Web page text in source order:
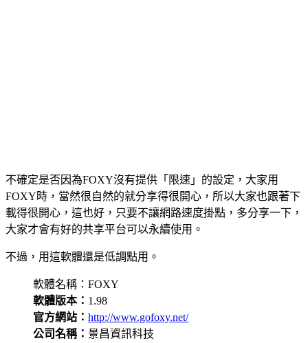
不確定是否因為FOXY沒有提供「限速」的設定，大家用
FOXY時，當然很自然的就分享得很開心，所以大家也跟著下
載得很開心，這也好，只要不讓網路速度掛點，多分享一下，
大家才會有好的共享平台可以永續使用。
不過，用這軟體還是低調點用。
軟體名稱：FOXY
軟體版本： 1.98
官方網站： http://www.gofoxy.net/
公司名稱： 景昌資訊科技